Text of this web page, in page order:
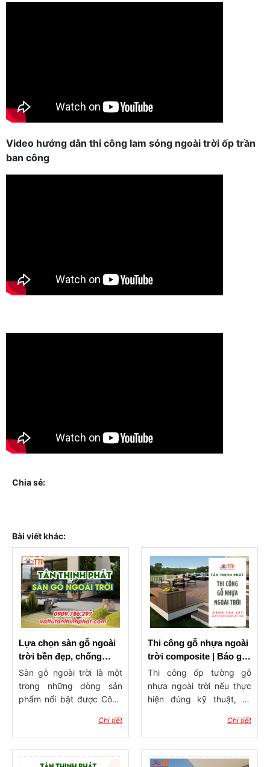
Video hướng dẫn thi công lam sóng ngoài trời ốp trần
ban công
Chia sẻ:
Bài viết khác:
Lựa chọn sàn gỗ ngoài
trời bền đẹp, chống
thấm tại Bà Rịa – Vũng
Tàu
Sàn gỗ ngoài trời là một
trong những dòng sản
phẩm nổi bật được Công
phối tại thị trường Bà Rịa –
Vũng Tàu. Với thiết kế
hiện đại, chất liệu bền
Chi tiết
Thi công gỗ nhựa ngoài
trời composite | Báo giá
thi công hoàn thiện
Thi công ốp tường gỗ
nhựa ngoài trời nếu thực
hiện đúng kỹ thuật, sẽ
tuổi thọ cũng như tính
thẩm mỹ cho công trình.
Vậy quy trình thi công chi
Chi tiết